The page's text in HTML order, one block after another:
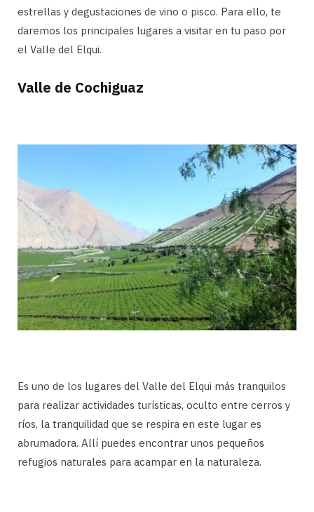
estrellas y degustaciones de vino o pisco. Para ello, te
daremos los principales lugares a visitar en tu paso por
el Valle del Elqui.
Valle de Cochiguaz
Es uno de los lugares del Valle del Elqui más tranquilos
para realizar actividades turísticas, oculto entre cerros y
ríos, la tranquilidad que se respira en este lugar es
abrumadora. Allí puedes encontrar unos pequeños
refugios naturales para acampar en la naturaleza.